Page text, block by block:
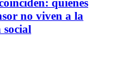
quienes
no viven a la
social